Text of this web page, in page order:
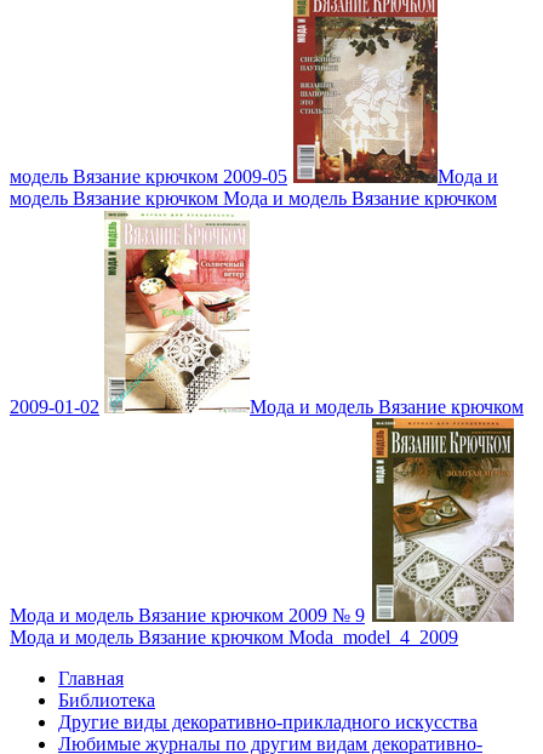
модель Вязание крючком 2009-05
Мода и
модель Вязание крючком Мода и модель Вязание крючком
2009-01-02 Мода и модель Вязание крючком
Мода и модель Вязание крючком 2009 № 9
Мода и модель Вязание крючком Moda_model_4_2009
Главная
Библиотека
Другие виды декоративно-прикладного искусства
Любимые журналы по другим видам декоративно-